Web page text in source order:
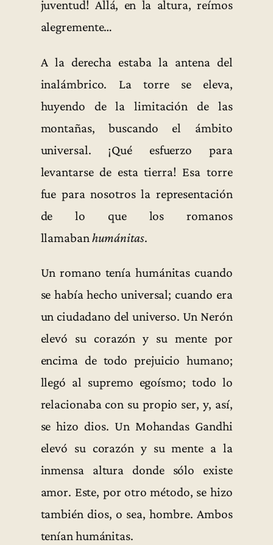
juventud! Allá, en la altura, reímos
alegremente…
A la derecha estaba la antena del
inalámbrico. La torre se eleva,
huyendo de la limitación de las
montañas, buscando el ámbito
universal. ¡Qué esfuerzo para
levantarse de esta tierra! Esa torre
fue para nosotros la representación
de lo que los romanos
llamaban humánitas.
Un romano tenía humánitas cuando
se había hecho universal; cuando era
un ciudadano del universo. Un Nerón
elevó su corazón y su mente por
encima de todo prejuicio humano;
llegó al supremo egoísmo; todo lo
relacionaba con su propio ser, y, así,
se hizo dios. Un Mohandas Gandhi
elevó su corazón y su mente a la
inmensa altura donde sólo existe
amor. Este, por otro método, se hizo
también dios, o sea, hombre. Ambos
tenían humánitas.